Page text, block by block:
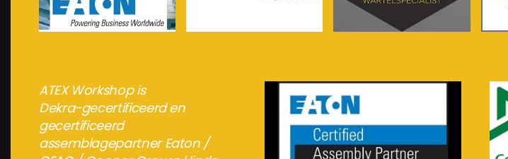
meer info... meer info...
ATEX Workshop is
Dekra-gecertificeerd en
gecertificeerd
assemblagepartner Eaton /